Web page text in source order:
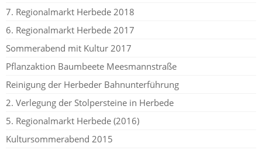
7. Regionalmarkt Herbede 2018
6. Regionalmarkt Herbede 2017
Sommerabend mit Kultur 2017
Pflanzaktion Baumbeete Meesmannstraße
Reinigung der Herbeder Bahnunterführung
2. Verlegung der Stolpersteine in Herbede
5. Regionalmarkt Herbede (2016)
Kultursommerabend 2015